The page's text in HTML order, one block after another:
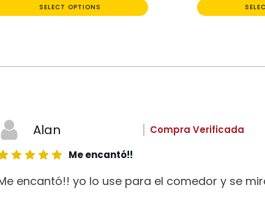
SELECT OPTIONS
Alan
Compra Verificada
Me encantó!!
encantó!! yo lo use para el comedor y se